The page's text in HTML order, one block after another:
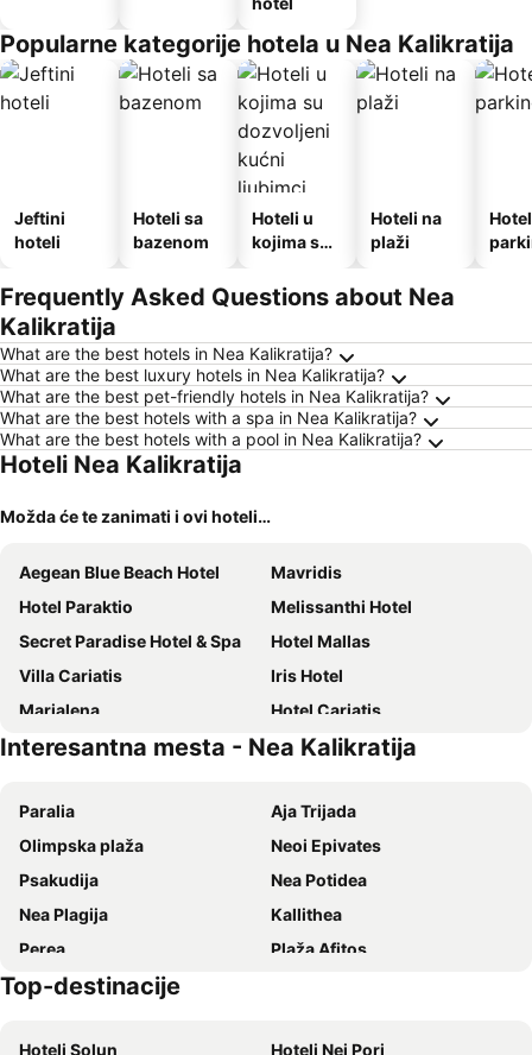
Popularne kategorije hotela u Nea Kalikratija
Jeftini
hoteli
Hoteli sa
bazenom
Hoteli u
kojima su
kućni
ljubimci
Hoteli na
plaži
Frequently Asked Questions about Nea
Kalikratija
What are the best hotels in Nea Kalikratija?
What are the best luxury hotels in Nea Kalikratija?
What are the best pet-friendly hotels in Nea Kalikratija?
What are the best hotels with a spa in Nea Kalikratija?
What are the best hotels with a pool in Nea Kalikratija?
Hoteli Nea Kalikratija
Možda će te zanimati i ovi hoteli…
Aegean Blue Beach Hotel
Mavridis
Hotel Paraktio
Melissanthi Hotel
Secret Paradise Hotel & Spa
Hotel Mallas
Villa Cariatis
Iris Hotel
Marialena
Hotel Cariatis
Filippos
Hotel Atlantis
Hotel Eleni
Villa Maria Apartments by BookVillaEU
Aqua Mare Hotel
Hotel Nautilos
Zonita Guest House
Heaven Hotel Thessaloniki Airport
Vicky Rooms
Akti Retzika
Laki Beach Hotel
Laki Hotel
Stylish & Nature Home
Interesantna mesta - Nea Kalikratija
Paralia
Aja Trijada
Olimpska plaža
Neoi Epivates
Psakudija
Nea Potidea
Nea Plagija
Kallithea
Perea
Plaža Afitos
Sani
Top-destinacije
Hoteli Solun
Hoteli Nei Pori